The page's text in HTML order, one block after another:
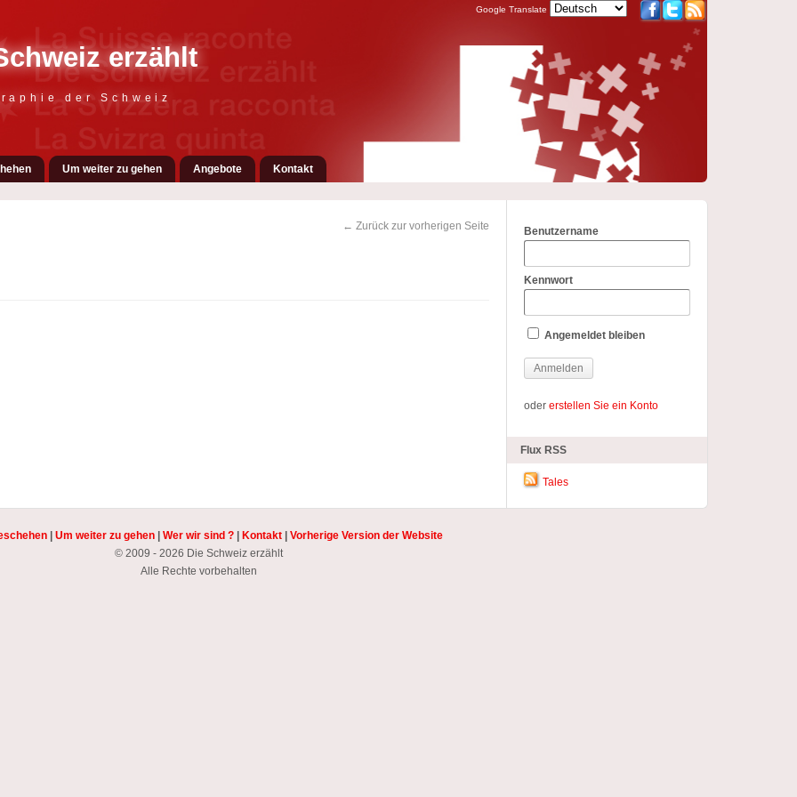
erzählt
der Schweiz
Google Translate
Um weiter zu gehen Angebote Kontakt
← Zurück zur vorherigen Seite Benutzername
Kennwort
Angemeldet bleiben
odererstellen Sie ein Konto
Flux RSS
Tales
|Um weiter zu gehen |Wer wir sind ? Kontakt |Vorherige Version der Website
© 2009 - 2026 Die Schweiz erzählt
Alle Rechte vorbehalten